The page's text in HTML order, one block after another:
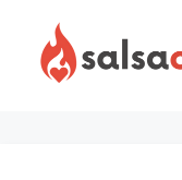
content